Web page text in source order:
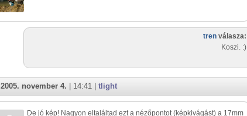
tren válasza:
Koszi. :)
2005. november 4. | 14:41 | tlight
De jó kép! Nagyon eltaláltad ezt a nézőpontot (képkivágást) a 17mm